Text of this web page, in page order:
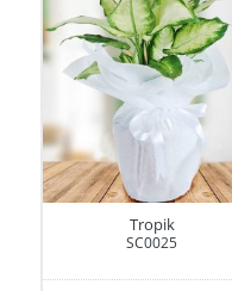
Tropik
SC0025